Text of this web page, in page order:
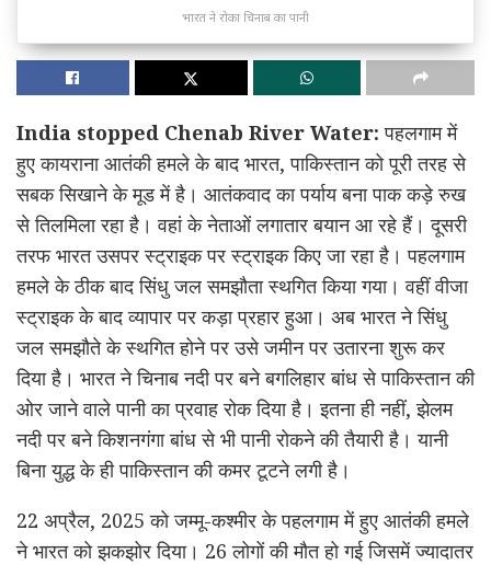
भारत ने रोका चिनाब का पानी
India stopped Chenab River Water: पहलगाम में
हुए कायराना आतंकी हमले के बाद भारत, पाकिस्तान को पूरी तरह से
सबक सिखाने के मूड में है। आतंकवाद का पर्याय बना पाक कड़े रुख
से तिलमिला रहा है। वहां के नेताओं लगातार बयान आ रहे हैं। दूसरी
तरफ भारत उसपर स्ट्राइक पर स्ट्राइक किए जा रहा है। पहलगाम
हमले के ठीक बाद सिंधु जल समझौता स्थगित किया गया। वहीं वीजा
स्ट्राइक के बाद व्यापार पर कड़ा प्रहार हुआ। अब भारत ने सिंधु
जल समझौते के स्थगित होने पर उसे जमीन पर उतारना शुरू कर
दिया है। भारत ने चिनाब नदी पर बने बगलिहार बांध से पाकिस्तान की
ओर जाने वाले पानी का प्रवाह रोक दिया है। इतना ही नहीं, झेलम
नदी पर बने किशनगंगा बांध से भी पानी रोकने की तैयारी है। यानी
बिना युद्ध के ही पाकिस्तान की कमर टूटने लगी है।
22 अप्रैल, 2025 को जम्मू-कश्मीर के पहलगाम में हुए आतंकी हमले
ने भारत को झकझोर दिया। 26 लोगों की मौत हो गई जिसमें ज्यादातर